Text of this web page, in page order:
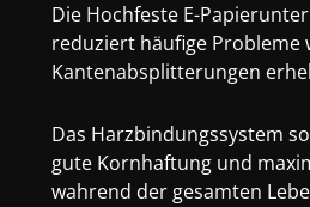
Die Hochfeste E-
reduziert häufige Probleme
Kantenabsplitterungen
Das Harzbindungssystem
gute Kornhaftung und
wahrend der gesamten